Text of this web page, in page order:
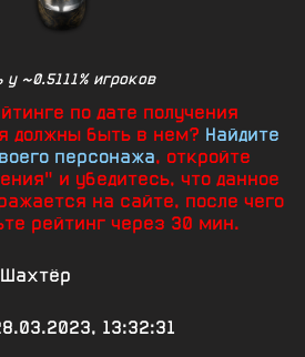
у ~0.5111% игроков
по дате получения
должны быть в нем? Найдите
персонажа, откройте
и убедитесь, что данное
на сайте, после чего
рейтинг через 30 мин.
Шахтёр
13:32:31